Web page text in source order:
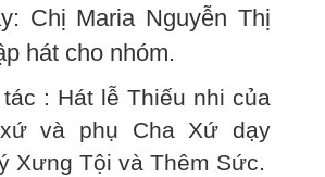
Chị Maria Nguyễn Thị
hát cho nhóm.
tác : Hát lễ Thiếu nhi của
và phụ Cha Xứ dạy
Xưng Tội và Thêm Sức.